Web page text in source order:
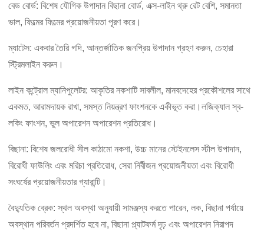
বেড বোর্ড: বিশেষ যৌগিক উপাদান বিছানা বোর্ড, এক্স-লাইন থ্রু রেট বেশি, সমানতা
ভাল, ফিল্মের ফিল্মের প্রয়োজনীয়তা পূরণ করে।
ম্যাটেস: একবার তৈরি গদি, আন্তর্জাতিক জনপ্রিয় উপাদান গ্রহণ করুন, চেহারা
স্ট্রিমলাইন করুন।
লাইন কন্ট্রোল ম্যানিপুলেটর: আকৃতির নকশাটি সাবলীল, মানবদেহের প্রকৌশলের সাথে
একমত, আরামদায়ক রাখা, সমস্ত নিয়ন্ত্রণ ফাংশনকে একীভূত করা।লজিক্যাল স্ব-
লকিং ফাংশন, ভুল অপারেশন অপারেশন প্রতিরোধ।
বিছানা: বিশেষ জলরোধী সীল কাঠামো নকশা, উচ্চ মানের স্টেইনলেস স্টীল উপাদান,
বিরোধী ফাউলিং এবং মরিচা প্রতিরোধ, সেরা নির্বীজন প্রয়োজনীয়তা এবং বিরোধী
সংঘর্ষের প্রয়োজনীয়তার গ্যারান্টি।
বৈদ্যুতিক ব্রেক: স্থল অবস্থা অনুযায়ী সামঞ্জস্য করতে পারেন, লক, বিছানা পর্যায়ে
অবস্থান পরিবর্তন প্রদর্শিত হবে না, বিছানা প্ল্যাটফর্ম দৃঢ় এবং অপারেশন নিরাপদ